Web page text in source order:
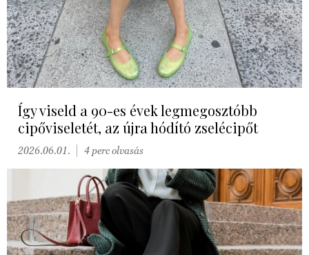
Így viseld a 90-es évek legmegosztóbb
cipőviseletét, az újra hódító zselécipőt
2026.06.01. 4 perc olvasás